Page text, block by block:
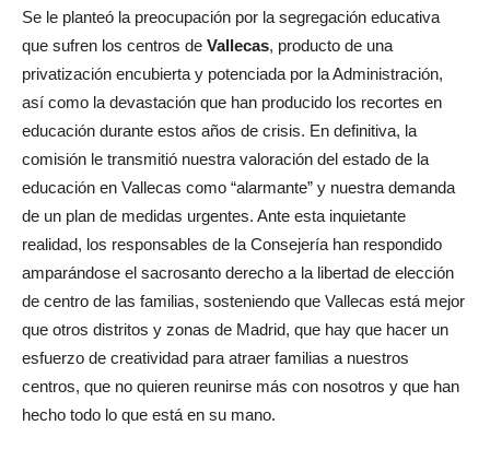
Se le planteó la preocupación por la segregación educativa
que sufren los centros de Vallecas, producto de una
privatización encubierta y potenciada por la Administración,
así como la devastación que han producido los recortes en
educación durante estos años de crisis. En definitiva, la
comisión le transmitió nuestra valoración del estado de la
educación en Vallecas como “alarmante” y nuestra demanda
de un plan de medidas urgentes. Ante esta inquietante
realidad, los responsables de la Consejería han respondido
amparándose el sacrosanto derecho a la libertad de elección
de centro de las familias, sosteniendo que Vallecas está mejor
que otros distritos y zonas de Madrid, que hay que hacer un
esfuerzo de creatividad para atraer familias a nuestros
centros, que no quieren reunirse más con nosotros y que han
hecho todo lo que está en su mano.